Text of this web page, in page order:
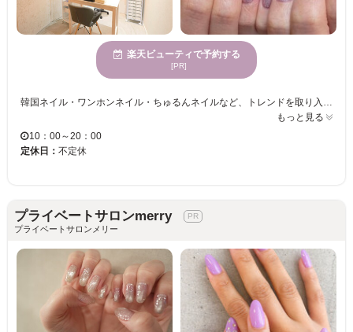
楽天ビューティで予約する
[PR]
もっと見る
10：00～20：00
定休日： 不定休
プライベートサロンmerry
プライベートサロンメリー